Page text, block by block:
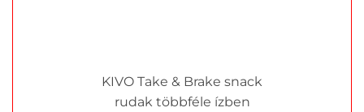
KIVO Take & Brake snack
rudak többféle ízben